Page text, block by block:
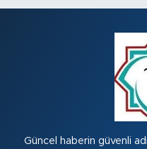
Güncel haberin güvenli